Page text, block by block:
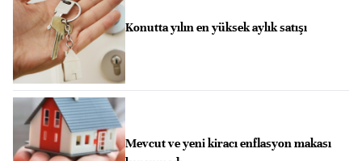
Konutta yılın en yüksek aylık satışı
Mevcut ve yeni kiracı enflasyon makası